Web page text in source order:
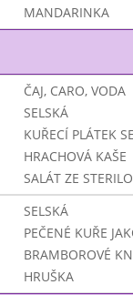
MANDARINKA
ČAJ, CARO, VODA
SELSKÁ
KUŘECÍ PLÁTEK
HRACHOVÁ KAŠE
SALÁT ZE
SELSKÁ
PEČENÉ KUŘE
BRAMBOROVÉ
HRUŠKA